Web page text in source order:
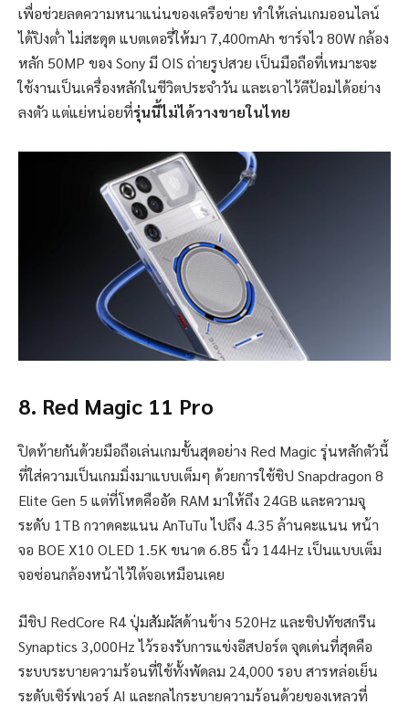
เพื่อช่วยลดความหนาแน่นของเครือข่าย ทำให้เล่นเกมออนไลน์
ได้ปิงต่ำ ไม่สะดุด แบตเตอรี่ให้มา 7,400mAh ชาร์จไว 80W กล้อง
หลัก 50MP ของ Sony มี OIS ถ่ายรูปสวย เป็นมือถือที่เหมาะจะ
ใช้งานเป็นเครื่องหลักในชีวิตประจำวัน และเอาไว้ตีป้อมได้อย่าง
ลงตัว แต่แย่หน่อยที่รุ่นนี้ไม่ได้วางขายในไทย
8. Red Magic 11 Pro
ปิดท้ายกันด้วยมือถือเล่นเกมขั้นสุดอย่าง Red Magic รุ่นหลักตัวนี้
ที่ใส่ความเป็นเกมมิ่งมาแบบเต็มๆ ด้วยการใช้ชิป Snapdragon 8
Elite Gen 5 แต่ที่โหดคืออัด RAM มาให้ถึง 24GB และความจุ
ระดับ 1TB กวาดคะแนน AnTuTu ไปถึง 4.35 ล้านคะแนน หน้า
จอ BOE X10 OLED 1.5K ขนาด 6.85 นิ้ว 144Hz เป็นแบบเต็ม
จอซ่อนกล้องหน้าไว้ใต้จอเหมือนเคย
มีชิป RedCore R4 ปุ่มสัมผัสด้านข้าง 520Hz และชิปทัชสกรีน
Synaptics 3,000Hz ไว้รองรับการแข่งอีสปอร์ต จุดเด่นที่สุดคือ
ระบบระบายความร้อนที่ใช้ทั้งพัดลม 24,000 รอบ สารหล่อเย็น
ระดับเซิร์ฟเวอร์ AI และกลไกระบายความร้อนด้วยของเหลวที่